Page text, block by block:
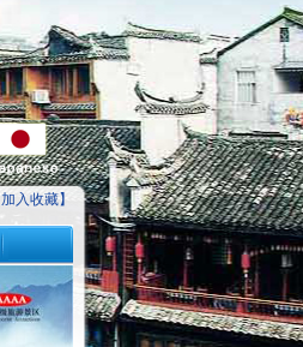
加入收藏】